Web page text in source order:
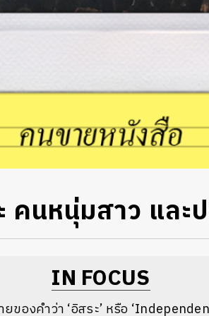
นหนุ่มสาว และ
IN FOCUS
ของคำว่า ‘อิสระ’ หรือ